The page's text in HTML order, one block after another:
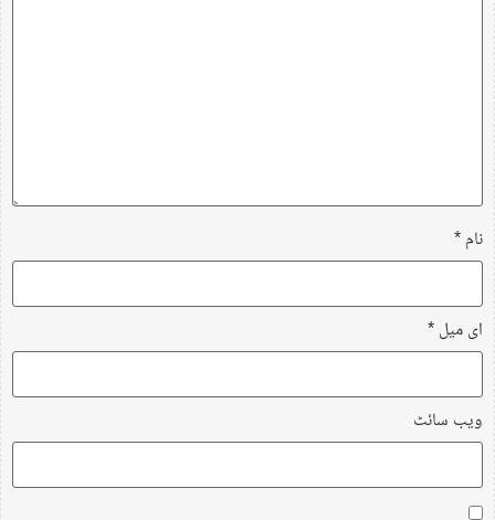
نام*
ای میل*
ویب‌ سائٹ